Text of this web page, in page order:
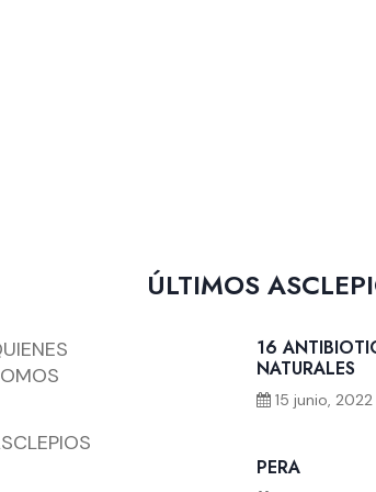
ÚLTIMOS
16
NATURALES
15 junio, 2022
PERA